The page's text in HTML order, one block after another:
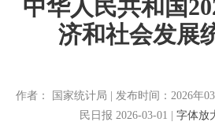
中华人民共和国
济和社会发展
作者： 国家统计局 | 发布时间：2026年
民日报 2026-03-01 | 字体放